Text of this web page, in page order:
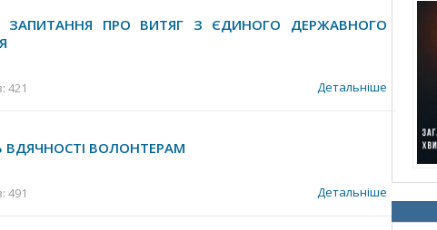
ЗАПИТАННЯ ПРО ВИТЯГ З ЄДИНОГО ДЕРЖАВНОГО
421 Детальніше
ВОЛОНТЕРАМ
491 Детальніше